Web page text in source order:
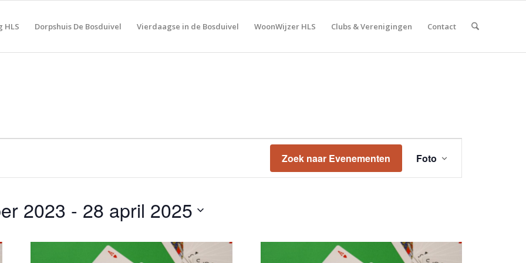
HLS Dorpshuis De Bosduivel Vierdaagse in de Bosduivel WoonWijzer HLS Clubs & Verenigingen Contact
Zoek naar Evenementen
weergaven
Foto
2023 - 28 april 2025